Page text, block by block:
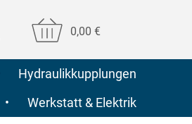
0,00 €
Hydraulikkupplungen
• Werkstatt & Elektrik